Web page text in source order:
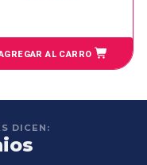
AL CARRO
DICEN: